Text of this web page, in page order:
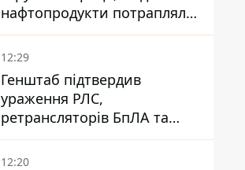
нафтопродукти потрапляли
до озер
12:29
Генштаб підтвердив
ураження РЛС,
ретрансляторів БпЛА та
інших військових об'єктів
РФ у Криму й на півдні
12:20